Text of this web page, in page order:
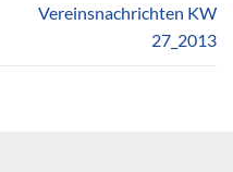
Vereinsnachrichten KW
27_2013